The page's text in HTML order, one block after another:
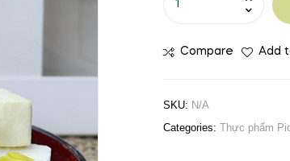
Compare Add
SKU: N/A
Categories: Thực phẩm